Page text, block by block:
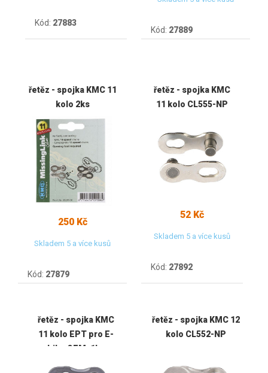
Kód: 27883
Kód: 27889
řetěz - spojka KMC 11
kolo 2ks
250 Kč
Skladem 5 a více kusů
Kód: 27879
řetěz - spojka KMC
11 kolo CL555-NP
52 Kč
Skladem 5 a více kusů
Kód: 27892
řetěz - spojka KMC
11 kolo EPT pro E-
bike OEM, 1ks
řetěz - spojka KMC 12
kolo CL552-NP